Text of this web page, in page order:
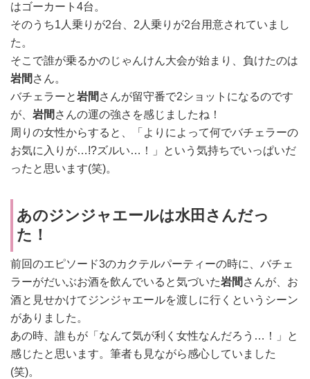
はゴーカート4台。
そのうち1人乗りが2台、 2人乗りが2台用意されていまし
た。
そこで誰が乗るかのじゃんけん大会が始まり、負けたのは
岩間 さん。
バチェラーと岩間 さんが留守番で2ショットになるのです
が、 岩間 さんの運の強さを感じましたね！
周りの女性からすると、「よりによって何でバチェラーの
お気に入りが…!?ズルい…！」という気持ちでいっぱいだ
ったと思います(笑)。
あのジンジャエールは水田さんだっ
た！
前回のエピソード3のカクテルパーティーの時に、バチェ
ラーがだいぶお酒を飲んでいると気づいた岩間 さんが、お
酒と見せかけてジンジャエールを渡しに行くというシーン
がありました。
あの時、誰もが「なんて気が利く女性なんだろう…！」と
感じたと思います。筆者も見ながら感心していました
(笑)。